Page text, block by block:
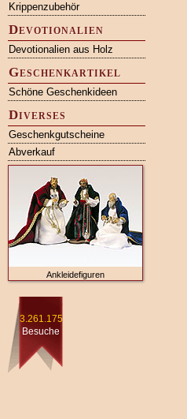
Krippenzubehör
Devotionalien
Devotionalien aus Holz
Geschenkartikel
Schöne Geschenkideen
Diverses
Geschenkgutscheine
Abverkauf
Ankleidefiguren
3.261.175
Besuche